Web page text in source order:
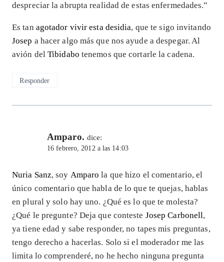
despreciar la abrupta realidad de estas enfermedades.”
Es tan agotador vivir esta desidia, que te sigo invitando
Josep a hacer algo más que nos ayude a despegar. Al
avión delTibidabo tenemos que cortarle la cadena.
Responder
Amparo. dice:
16 febrero, 2012 a las 14:03
Nuria Sanz, soy Amparola que hizo el comentario, el
único comentario que habla de lo que te quejas, hablas
en plural y solo hay uno. ¿Qué es lo que te molesta?
¿Qué le pregunte? Deja que conteste Josep Carbonell,
ya tiene edad y sabe responder, no tapes mis preguntas,
tengo derecho a hacerlas. Solo si el moderador me las
limita lo comprenderé, no he hecho ninguna pregunta